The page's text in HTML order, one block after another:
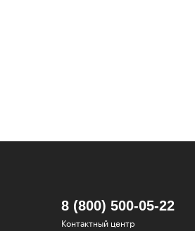
8 (800) 500-05-22
Контактный центр